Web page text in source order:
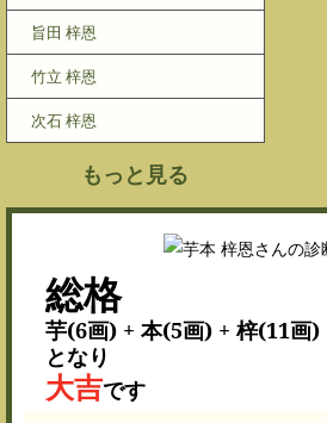
旨田 梓恩
竹立 梓恩
次石 梓恩
もっと見る
総格
芋(6画) + 本(5画) + 梓(11画
となり
大吉です